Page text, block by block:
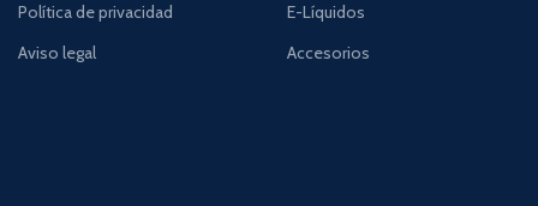
Política de privacidad
Aviso legal
E-Líquidos
Accesorios